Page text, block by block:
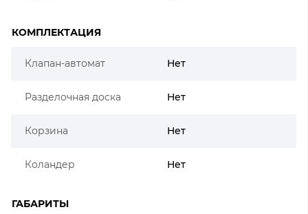
КОМПЛЕКТАЦИЯ
Клапан-автомат Нет
Разделочная доска Нет
Корзина Нет
Коландер Нет
ГАБАРИТЫ